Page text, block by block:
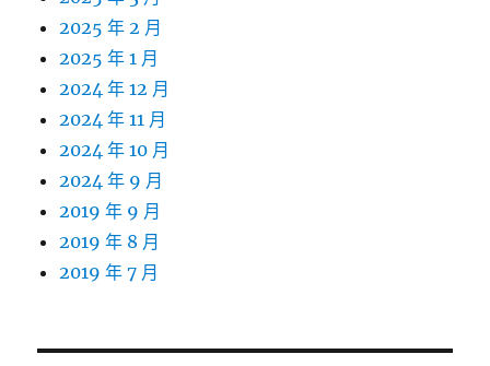
2025 年 2 月
2025 年 1 月
2024 年 12 月
2024 年 11 月
2024 年 10 月
2024 年 9 月
2019 年 9 月
2019 年 8 月
2019 年 7 月